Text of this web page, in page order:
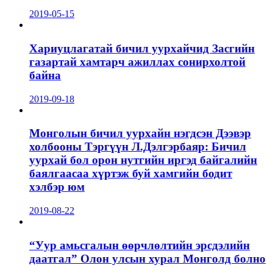
2019-05-15
Хариуцлагатай бичил уурхайчид Засгийн
газартай хамтарч ажиллах сонирхолтой
байна
2019-09-18
Монголын бичил уурхайн нэгдсэн Дээвэр
холбооны Тэргүүн Л.Дэлгэрбаяр: Бичил
уурхай бол орон нутгийн иргэд байгалийн
баялгаасаа хүртэж буй хамгийн бодит
хэлбэр юм
2019-08-22
“Уур амьсгалын өөрчлөлтийн эрсдэлийн
даатгал” Олон улсын хурал Монголд болно